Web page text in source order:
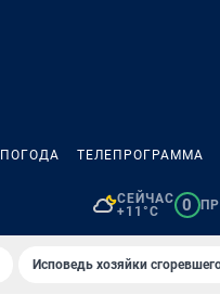
ПОГОДА ТЕЛЕПРОГРАММА
СЕЙЧАС
+11°C
0
Исповедь хозяйки